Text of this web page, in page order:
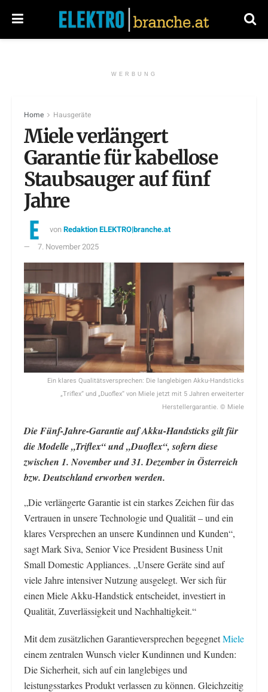
WERBUNG
Home Hausgeräte
Miele verlängert
Garantie für kabellose
Staubsauger auf fünf
Jahre
vonRedaktion ELEKTRO|branche.at
7. November 2025
Ein klares Qualitätsversprechen: Die langlebigen Akku-Handsticks
„Triflex“ und „Duoflex“ von Miele jetzt mit 5 Jahren erweiterter
Herstellergarantie. © Miele
Die Fünf-Jahre-Garantie auf Akku-Handsticks gilt für
die Modelle „Triflex“ und „Duoflex“, sofern diese
zwischen 1. November und 31. Dezember in Österreich
bzw. Deutschland erworben werden.
„Die verlängerte Garantie ist ein starkes Zeichen für das
Vertrauen in unsere Technologie und Qualität – und ein
klares Versprechen an unsere Kundinnen und Kunden“,
sagt Mark Siva, Senior Vice President Business Unit
Small Domestic Appliances. „Unsere Geräte sind auf
viele Jahre intensiver Nutzung ausgelegt. Wer sich für
einen Miele Akku-Handstick entscheidet, investiert in
Qualität, Zuverlässigkeit und Nachhaltigkeit.“
Mit dem zusätzlichen Garantieversprechen begegnetMiele
einem zentralen Wunsch vieler Kundinnen und Kunden:
Die Sicherheit, sich auf ein langlebiges und
leistungsstarkes Produkt verlassen zu können. Gleichzeitig